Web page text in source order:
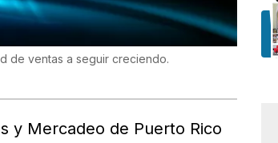
de ventas a seguir creciendo.
y Mercadeo de Puerto Rico